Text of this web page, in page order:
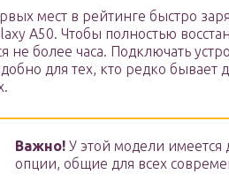
мест в рейтинге быстро
A50. Чтобы полностью
не более часа. Подключать
для тех, кто редко
Важно! У этой модели имеется
опции, общие для всех